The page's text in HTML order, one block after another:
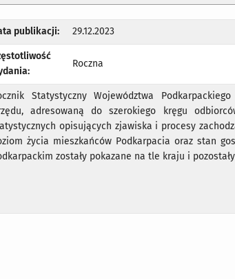
publikacji: 29.12.2023
Roczna
Statystyczny Województwa
adresowaną do szerokiego kręgu
opisujących zjawiska i procesy
życia mieszkańców Podkarpacia oraz stan
zostały pokazane na tle kraju i